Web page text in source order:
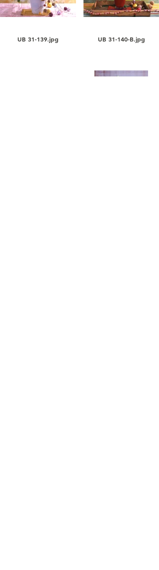
UB 31-139.jpg UB 31-140-B.jpg